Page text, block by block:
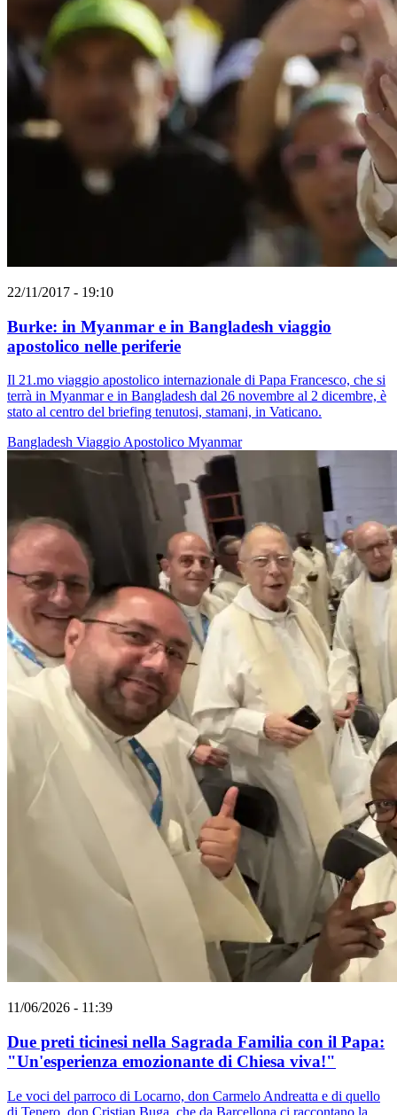
22/11/2017 - 19:10
Burke: in Myanmar e in Bangladesh viaggio
apostolico nelle periferie
Il 21.mo viaggio apostolico internazionale di Papa Francesco, che si
terrà in Myanmar e in Bangladesh dal 26 novembre al 2 dicembre, è
stato al centro del briefing tenutosi, stamani, in Vaticano.
Bangladesh Viaggio Apostolico Myanmar
11/06/2026 - 11:39
Due preti ticinesi nella Sagrada Familia con il Papa:
"Un'esperienza emozionante di Chiesa viva!"
Le voci del parroco di Locarno, don Carmelo Andreatta e di quello
di Tenero, don Cristian Buga, che da Barcellona ci raccontano la